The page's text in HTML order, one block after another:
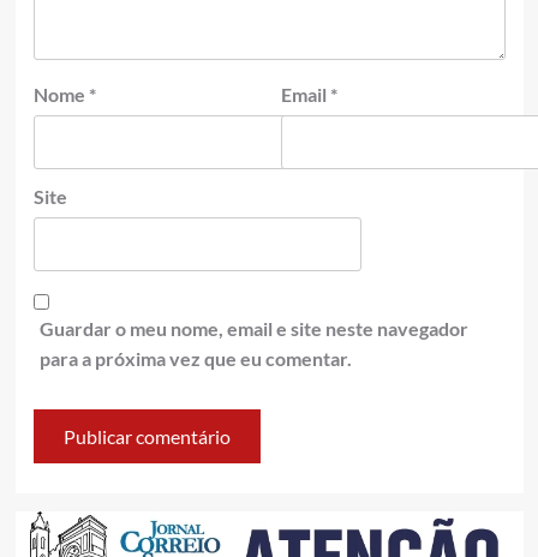
Nome * Email *
Site
Guardar o meu nome, email e site neste navegador
para a próxima vez que eu comentar.